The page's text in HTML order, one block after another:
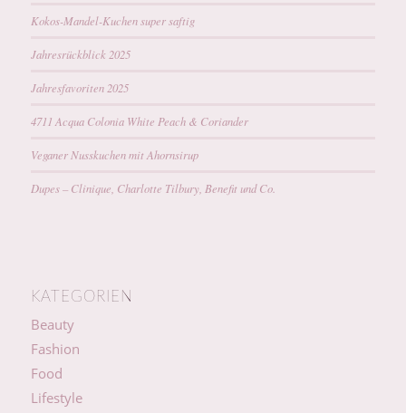
Kokos-Mandel-Kuchen super saftig
Jahresrückblick 2025
Jahresfavoriten 2025
4711 Acqua Colonia White Peach & Coriander
Veganer Nusskuchen mit Ahornsirup
Dupes – Clinique, Charlotte Tilbury, Benefit und Co.
KATEGORIEN
Beauty
Fashion
Food
Lifestyle